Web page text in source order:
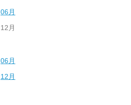
06月
12月
06月
12月